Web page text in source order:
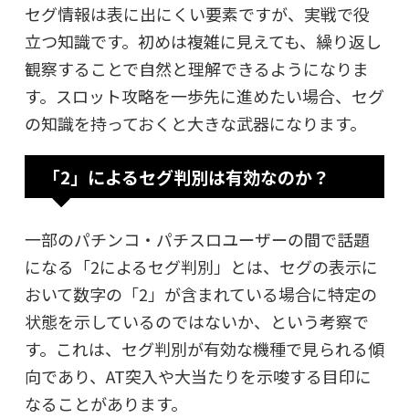
セグ情報は表に出にくい要素ですが、実戦で役
立つ知識です。初めは複雑に見えても、繰り返し
観察することで自然と理解できるようになりま
す。スロット攻略を一歩先に進めたい場合、セグ
の知識を持っておくと大きな武器になります。
「2」によるセグ判別は有効なのか？
一部のパチンコ・パチスロユーザーの間で話題
になる「2によるセグ判別」とは、セグの表示に
おいて数字の「2」が含まれている場合に特定の
状態を示しているのではないか、という考察で
す。これは、セグ判別が有効な機種で見られる傾
向であり、AT突入や大当たりを示唆する目印に
なることがあります。